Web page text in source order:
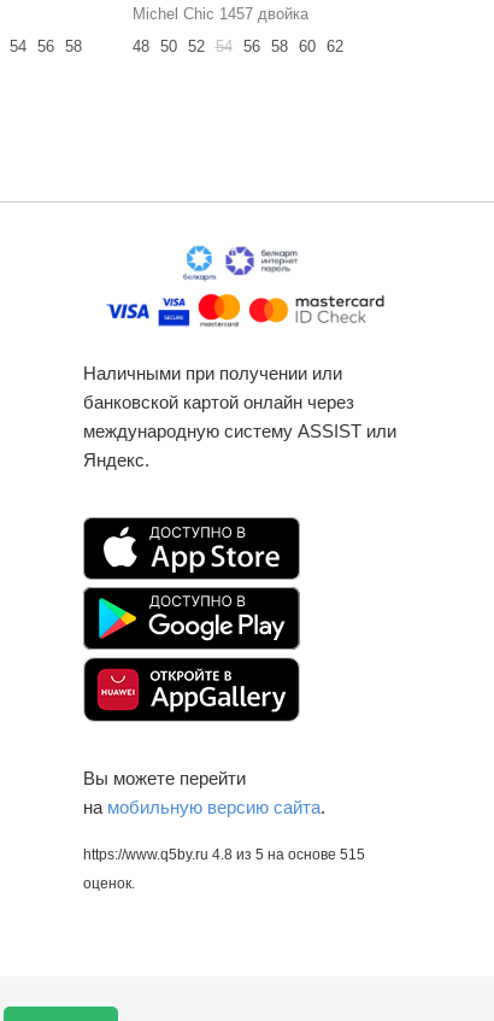
54 56
58
Michel Chic 1457 двойка
48
50 52 54 56 58 60 62
Наличными при получении или
банковской картой онлайн через
международную систему ASSIST или
Яндекс.
Вы можете перейти
на мобильную версию сайта.
https://www.q5by.ru 4.8 из 5 на основе 515
оценок.